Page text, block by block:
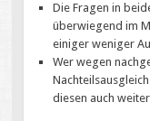
Die Fragen in
überwiegend im
einiger weniger
Wer wegen
diesen auch